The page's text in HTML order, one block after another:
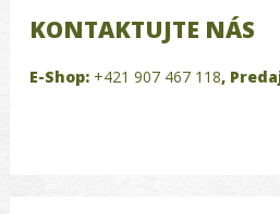
KONTAKTUJTE NÁS
E-Shop: +421 907 467 118,